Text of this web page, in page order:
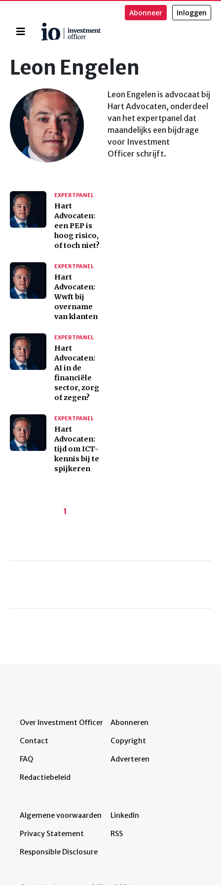
Home
Abonneer Inloggen
Leon Engelen
Leon Engelen is advocaat bij
Hart Advocaten, onderdeel
van het expertpanel dat
maandelijks een bijdrage
voor Investment
Officer schrijft.
EXPERTPANEL
Hart
Advocaten:
een PEP is
hoog risico,
of toch niet?
EXPERTPANEL
Hart
Advocaten:
Wwft bij
overname
van klanten
EXPERTPANEL
Hart
Advocaten:
AI in de
financiële
sector, zorg
of zegen?
EXPERTPANEL
Hart
Advocaten:
tijd om ICT-
kennis bij te
spijkeren
PagineringHuidige
1
Over Investment Officer
Contact
FAQ
Redactiebeleid
Abonneren
Copyright
Adverteren
Algemene voorwaarden
Privacy Statement
Responsible Disclosure
LinkedIn
RSS